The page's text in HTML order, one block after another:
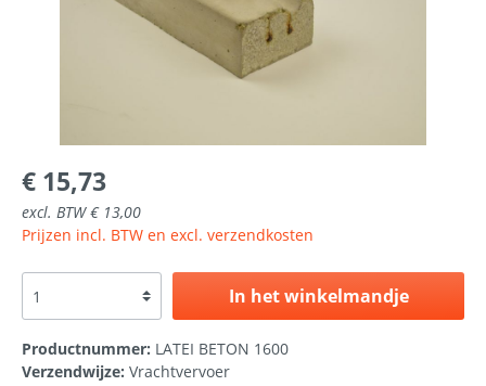
€ 15,73
excl. BTW € 13,00
Prijzen incl. BTW en excl. verzendkosten
In het winkelmandje
Productnummer: LATEI BETON 1600
Verzendwijze: Vrachtvervoer